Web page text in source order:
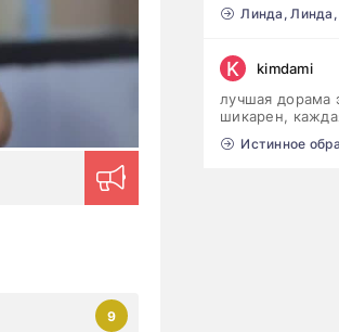
9
Линда,
K kimdami
лучшая дорама
шикарен,
Истинное